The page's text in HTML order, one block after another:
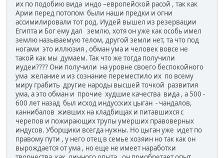
их по подобию вида индо –европейской расой , так как
Арии перед потопом были наши предки и огни
ассимилировали тот род. Иудей вышел из резервации
Египта и Бог ему дал землю, хотя он уже как особь имел
землю называемую телом, другой земли нет, та что под
ногами это иллюзия , обман ума и человек вовсе не
такой как мы думаем. Так что же тогда получили
иудеи???? Они получили на уровне своего беспокойного
ума желание и из сознание переместило их по всему
миру грабить другие народы высшей точкой развития
ума, а это обман и прочие худшие качества вида , а 500 -
600 лет назад был исход индусских цыган - чандалов,
каннибалов живших на кладбищах и питавшихся с
черепов и пожирающих трупы умерших правоверных
индусов. Уборщики всегда нужны. Но цыган уже идет по
правому пути , у него отец в семье хозяин но так как он
вырождается от ума , но еще не имеет наработки